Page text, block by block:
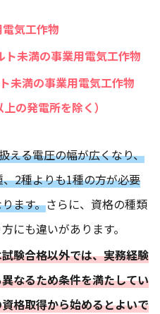
気工作物
未満の事業用電気工作物
未満の事業用電気工作物
の発電所を除く）
える電圧の幅が広くなり、
2種よりも1種の方が必要
ます。さらに、資格の種類
にも違いがあります。
験合格以外では、実務経験
なるため条件を満たしてい
格取得から始めるとよいで